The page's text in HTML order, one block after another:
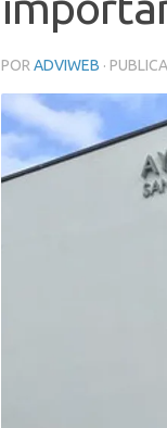
POR ADVIWEB ·